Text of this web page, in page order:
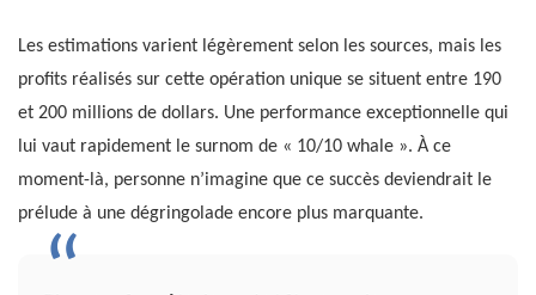
Les estimations varient légèrement selon les sources, mais les
profits réalisés sur cette opération unique se situent entre 190
et 200 millions de dollars. Une performance exceptionnelle qui
lui vaut rapidement le surnom de « 10/10 whale ». À ce
moment-là, personne n’imagine que ce succès deviendrait le
prélude à une dégringolade encore plus marquante.